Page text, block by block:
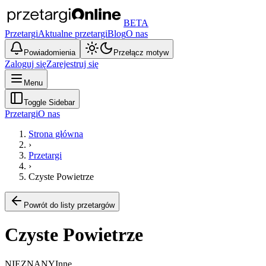
BETA
PrzetargiAktualne przetargiBlogO nas
Powiadomienia Przełącz motyw
Zaloguj sięZarejestruj się
Menu
Toggle Sidebar
PrzetargiO nas
Strona główna
›
Przetargi
›
Czyste Powietrze
Powrót do listy przetargów
Czyste Powietrze
NIEZNANYInne